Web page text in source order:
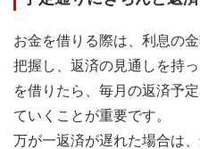
お金を借りる際は、利息の
把握し、返済の見通しを持
を借りたら、毎月の返済予
ていくことが重要です。
万が一返済が遅れた場合は